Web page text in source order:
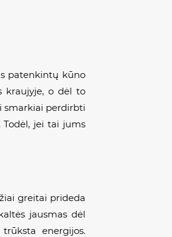
patenkintų kūno
kraujyje, o dėl to
smarkiai perdirbti
Todėl, jei tai jums
greitai prideda
jausmas dėl
energijos.